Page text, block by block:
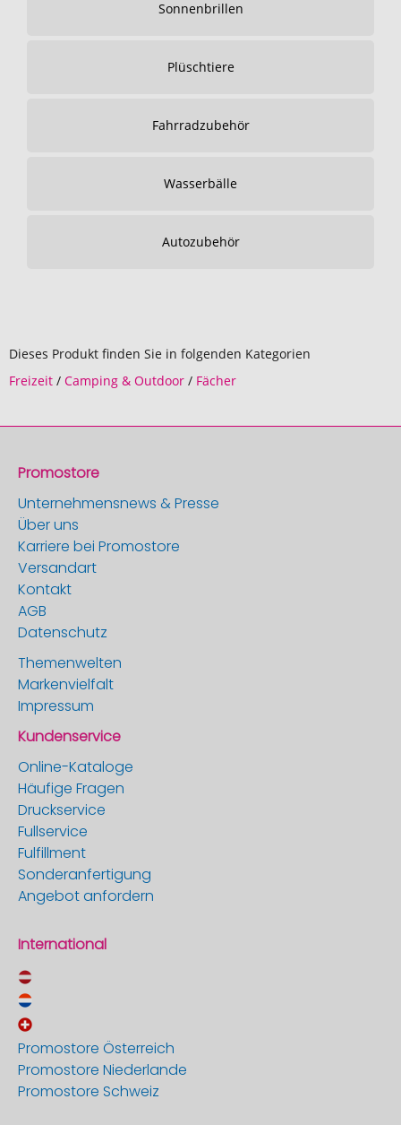
Sonnenbrillen
Plüschtiere
Fahrradzubehör
Wasserbälle
Autozubehör
Dieses Produkt finden Sie in folgenden Kategorien
Freizeit / Camping & Outdoor / Fächer
Promostore
Unternehmensnews & Presse
Über uns
Karriere bei Promostore
Versandart
Kontakt
AGB
Datenschutz
Themenwelten
Markenvielfalt
Impressum
Kundenservice
Online-Kataloge
Häufige Fragen
Druckservice
Fullservice
Fulfillment
Sonderanfertigung
Angebot anfordern
International
Promostore Österreich
Promostore Niederlande
Promostore Schweiz